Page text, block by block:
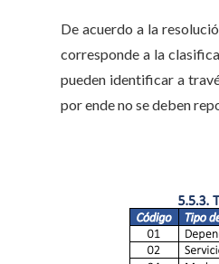
De acuerdo a la
corresponde a la
pueden identificar a
por ende no se deben